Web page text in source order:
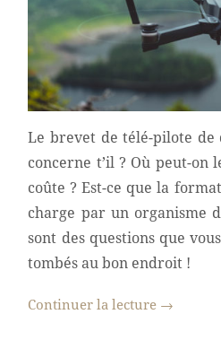
Le brevet de télé-pilote de
concerne t’il ? Où peut-on
coûte ? Est-ce que la
charge par un organisme
sont des questions que
tombés au bon endroit !
Continuer la lecture →